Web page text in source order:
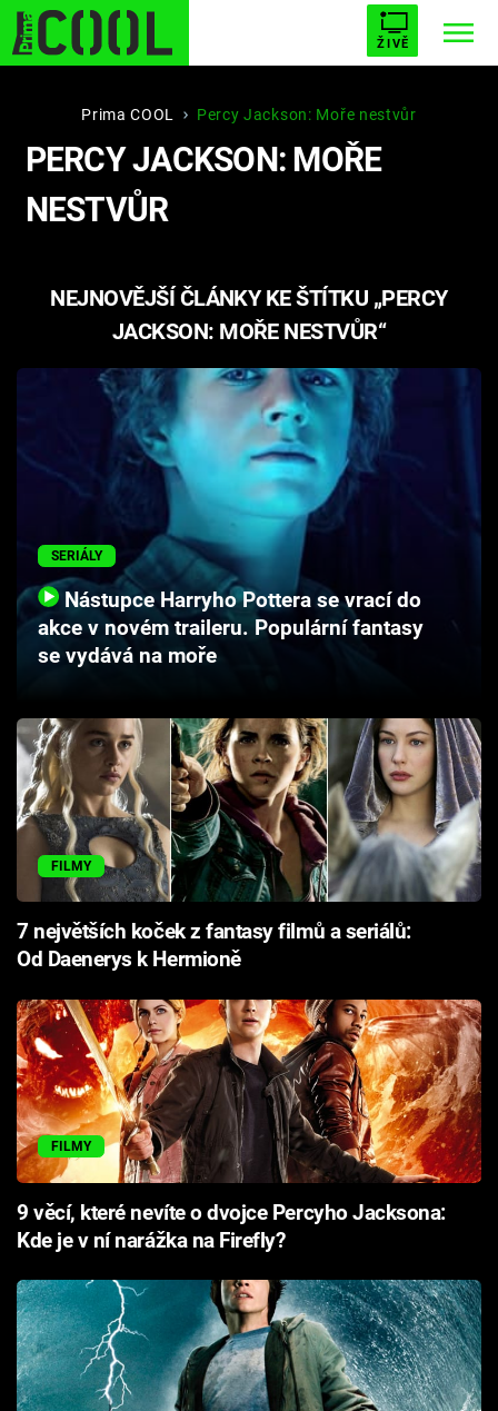
ŽIVĚ
STARHOUSE BUFFY, PŘEMOŽITELKA UPÍRŮ
ESCAPE PLNEJ KOTEL AVENGERS 5
Témata
Hry
Cool Esport
Pořady
TV Program
Přihlášení
Sledujte nás
Prima COOL Percy Jackson: Moře nestvůr
PERCY JACKSON: MOŘE
NESTVŮR
NEJNOVĚJŠÍ ČLÁNKY KE ŠTÍTKU „PERCY
JACKSON: MOŘE NESTVŮR“
SERIÁLY
Nástupce Harryho Pottera se vrací do
akce v novém traileru. Populární fantasy
se vydává na moře
FILMY
7 největších koček z fantasy filmů a seriálů:
Od Daenerys k Hermioně
FILMY
9 věcí, které nevíte o dvojce Percyho Jacksona:
Kde je v ní narážka na Firefly?